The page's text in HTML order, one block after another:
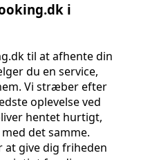
i
til at afhente din
du en service,
Vi stræber efter
oplevelse ved
hentet hurtigt,
det samme.
give dig friheden